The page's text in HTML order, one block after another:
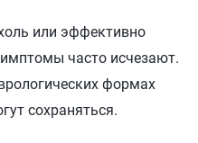
или эффективно
часто исчезают.
формах
сохраняться.